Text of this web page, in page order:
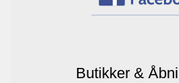
Butikker &